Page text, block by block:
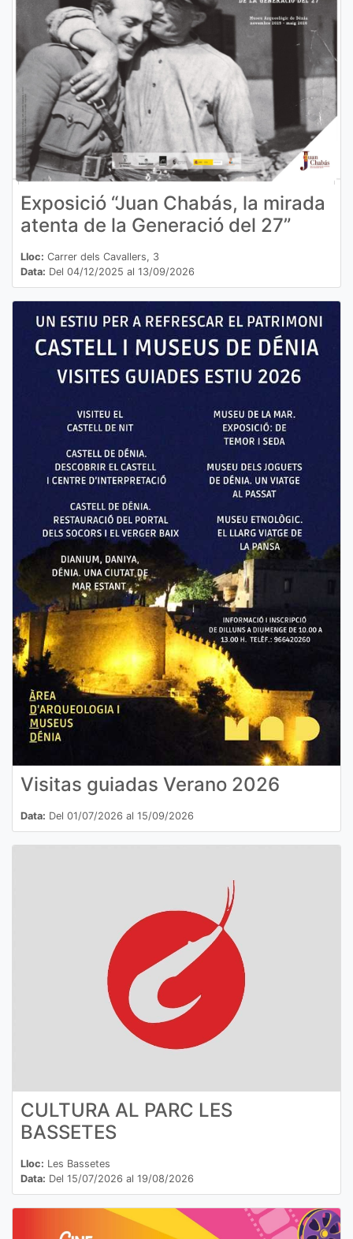
Exposició “Juan Chabás, la mirada
atenta de la Generació del 27”
Lloc: Carrer dels Cavallers, 3
Data: Del 04/12/2025 al 13/09/2026
Visitas guiadas Verano 2026
Data: Del 01/07/2026 al 15/09/2026
CULTURA AL PARC LES
BASSETES
Lloc: Les Bassetes
Data: Del 15/07/2026 al 19/08/2026